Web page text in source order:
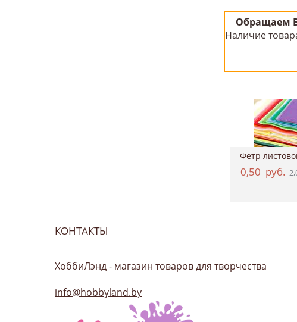
Обращаем
Наличие
0,50 руб.
КОНТАКТЫ
ХоббиЛэнд - магазин товаров для творчества
info@hobbyland.by